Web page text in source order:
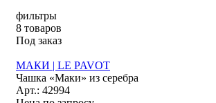
фильтры
8 товаров
Под заказ
МАКИ | LE PAVOT
Чашка «Маки» из серебра
Арт.: 42994